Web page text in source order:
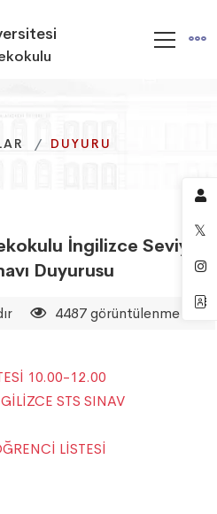
DUYURU
DUYURU
DUYURU
İngilizce Seviye
Duyurusu
4487 görüntülenme
10.00-12.00
STS SINAV
LİSTESİ